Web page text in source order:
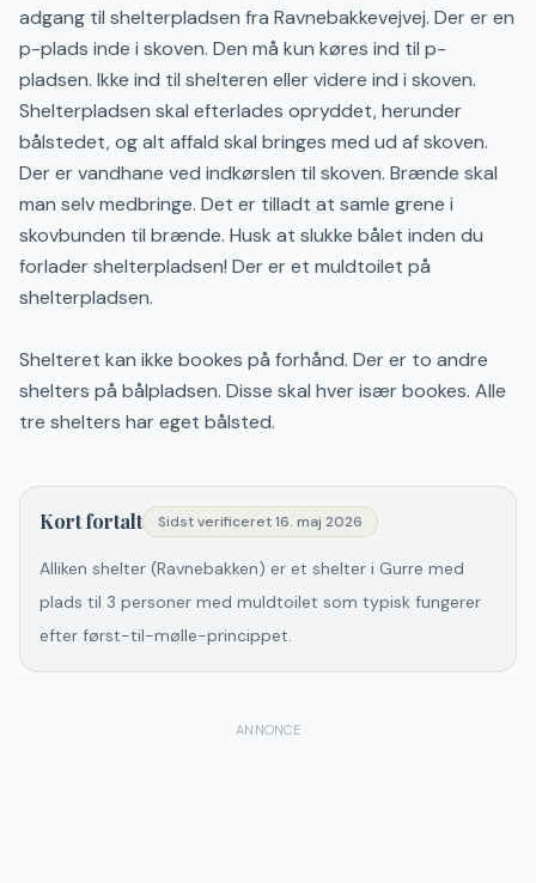
adgang til shelterpladsen fra Ravnebakkevejvej. Der er en
p-plads inde i skoven. Den må kun køres ind til p-
pladsen. Ikke ind til shelteren eller videre ind i skoven.
Shelterpladsen skal efterlades opryddet, herunder
bålstedet, og alt affald skal bringes med ud af skoven.
Der er vandhane ved indkørslen til skoven. Brænde skal
man selv medbringe. Det er tilladt at samle grene i
skovbunden til brænde. Husk at slukke bålet inden du
forlader shelterpladsen! Der er et muldtoilet på
shelterpladsen.
Shelteret kan ikke bookes på forhånd. Der er to andre
shelters på bålpladsen. Disse skal hver især bookes. Alle
tre shelters har eget bålsted.
Kort fortalt Sidst verificeret16. maj 2026
Alliken shelter (Ravnebakken) er et shelter i Gurre med
plads til 3 personer med muldtoilet som typisk fungerer
efter først-til-mølle-princippet.
ANNONCE